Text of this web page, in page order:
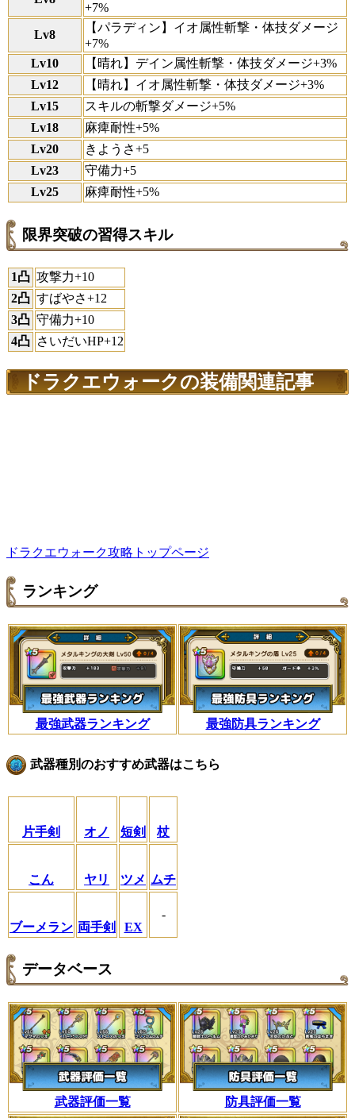
+7%
Lv8
【パラディン】イオ属性斬撃・体技ダメージ
+7%
Lv10
【晴れ】デイン属性斬撃・体技ダメージ+3%
Lv12
【晴れ】イオ属性斬撃・体技ダメージ+3%
Lv15
スキルの斬撃ダメージ+5%
Lv18
麻痺耐性+5%
Lv20
きようさ+5
Lv23
守備力+5
Lv25
麻痺耐性+5%
限界突破の習得スキル
1凸 攻撃力+10
2凸 すばやさ+12
3凸 守備力+10
4凸 さいだいHP+12
ドラクエウォークの装備関連記事
ドラクエウォーク攻略トップページ
ランキング
最強武器ランキング 最強防具ランキング
武器種別のおすすめ武器はこちら
片手剣 オノ 短剣 杖
こん ヤリ ツメ ムチ
ブーメラン 両手剣 EX
-
データベース
武器評価一覧 防具評価一覧